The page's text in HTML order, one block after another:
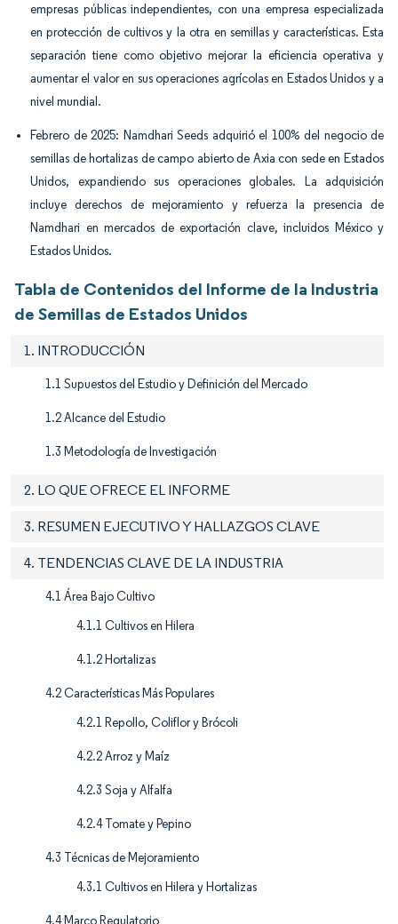
empresas públicas independientes, con una empresa especializada
en protección de cultivos y la otra en semillas y características. Esta
separación tiene como objetivo mejorar la eficiencia operativa y
aumentar el valor en sus operaciones agrícolas en Estados Unidos y a
nivel mundial.
Febrero de 2025: Namdhari Seeds adquirió el 100% del negocio de
semillas de hortalizas de campo abierto de Axia con sede en Estados
Unidos, expandiendo sus operaciones globales. La adquisición
incluye derechos de mejoramiento y refuerza la presencia de
Namdhari en mercados de exportación clave, incluidos México y
Estados Unidos.
Tabla de Contenidos del Informe de la Industria
de Semillas de Estados Unidos
1. INTRODUCCIÓN
1.1 Supuestos del Estudio y Definición del Mercado
1.2 Alcance del Estudio
1.3 Metodología de Investigación
2. LO QUE OFRECE EL INFORME
3. RESUMEN EJECUTIVO Y HALLAZGOS CLAVE
4. TENDENCIAS CLAVE DE LA INDUSTRIA
4.1 Área Bajo Cultivo
4.1.1 Cultivos en Hilera
4.1.2 Hortalizas
4.2 Características Más Populares
4.2.1 Repollo, Coliflor y Brócoli
4.2.2 Arroz y Maíz
4.2.3 Soja y Alfalfa
4.2.4 Tomate y Pepino
4.3 Técnicas de Mejoramiento
4.3.1 Cultivos en Hilera y Hortalizas
4.4 Marco Regulatorio